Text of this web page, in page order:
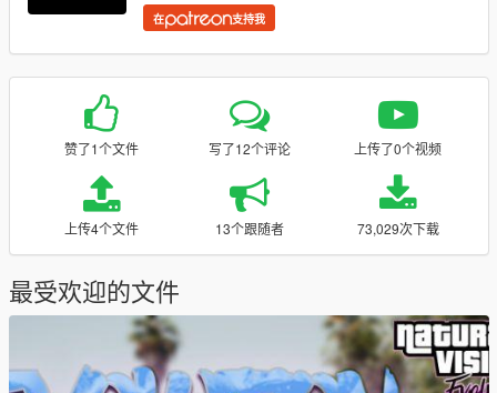
在 支持我
赞了1个文件 写了12个评论 上传了0个视频
上传4个文件 13个跟随者 73,029次下载
最受欢迎的文件